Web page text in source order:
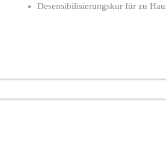
Desensibilisierungskur für zu